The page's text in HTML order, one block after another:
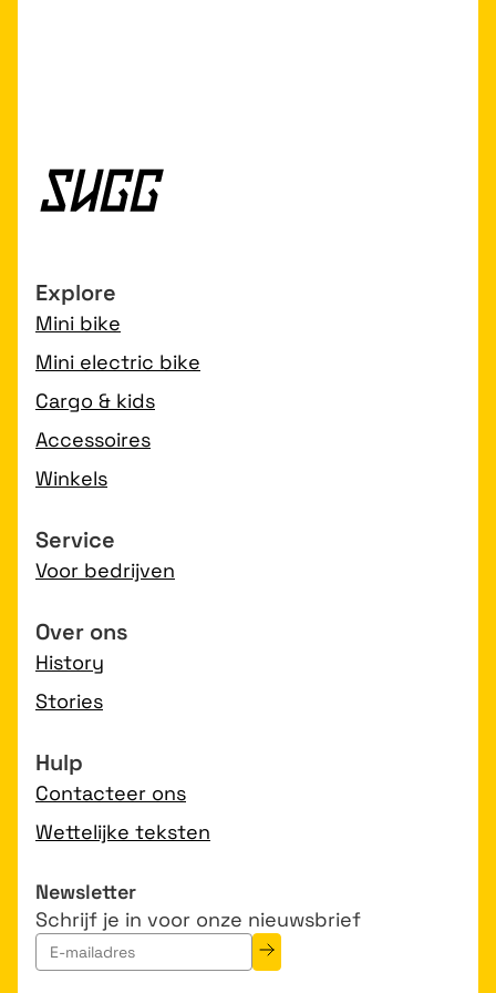
Explore
Mini bike
Mini electric bike
Cargo & kids
Accessoires
Winkels
Service
Voor bedrijven
Over ons
History
Stories
Hulp
Contacteer ons
Wettelijke teksten
Newsletter
Schrijf je in voor onze nieuwsbrief